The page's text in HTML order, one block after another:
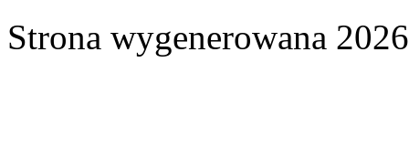
Strona wygenerowana